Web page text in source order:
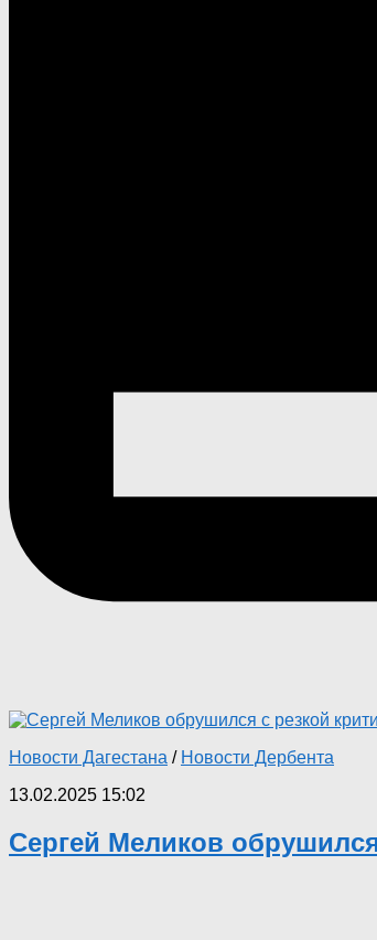
Новости Дагестана / Новости Дербента
13.02.2025 15:02
Сергей Меликов